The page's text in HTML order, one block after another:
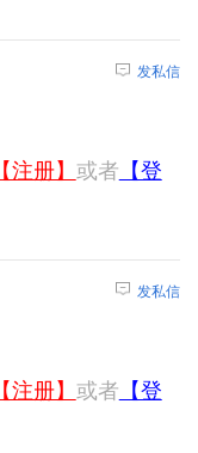
发私信
【注册】 或者 【登
发私信
【注册】 或者 【登